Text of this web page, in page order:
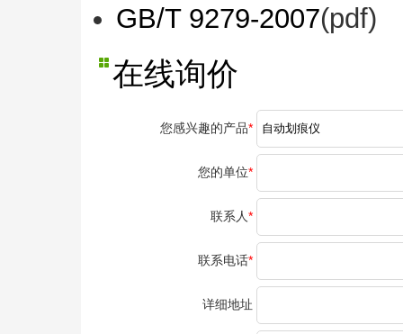
GB/T 9279-2007(pdf)
在线询价
您感兴趣的产品*
您的单位*
联系人*
联系电话*
详细地址